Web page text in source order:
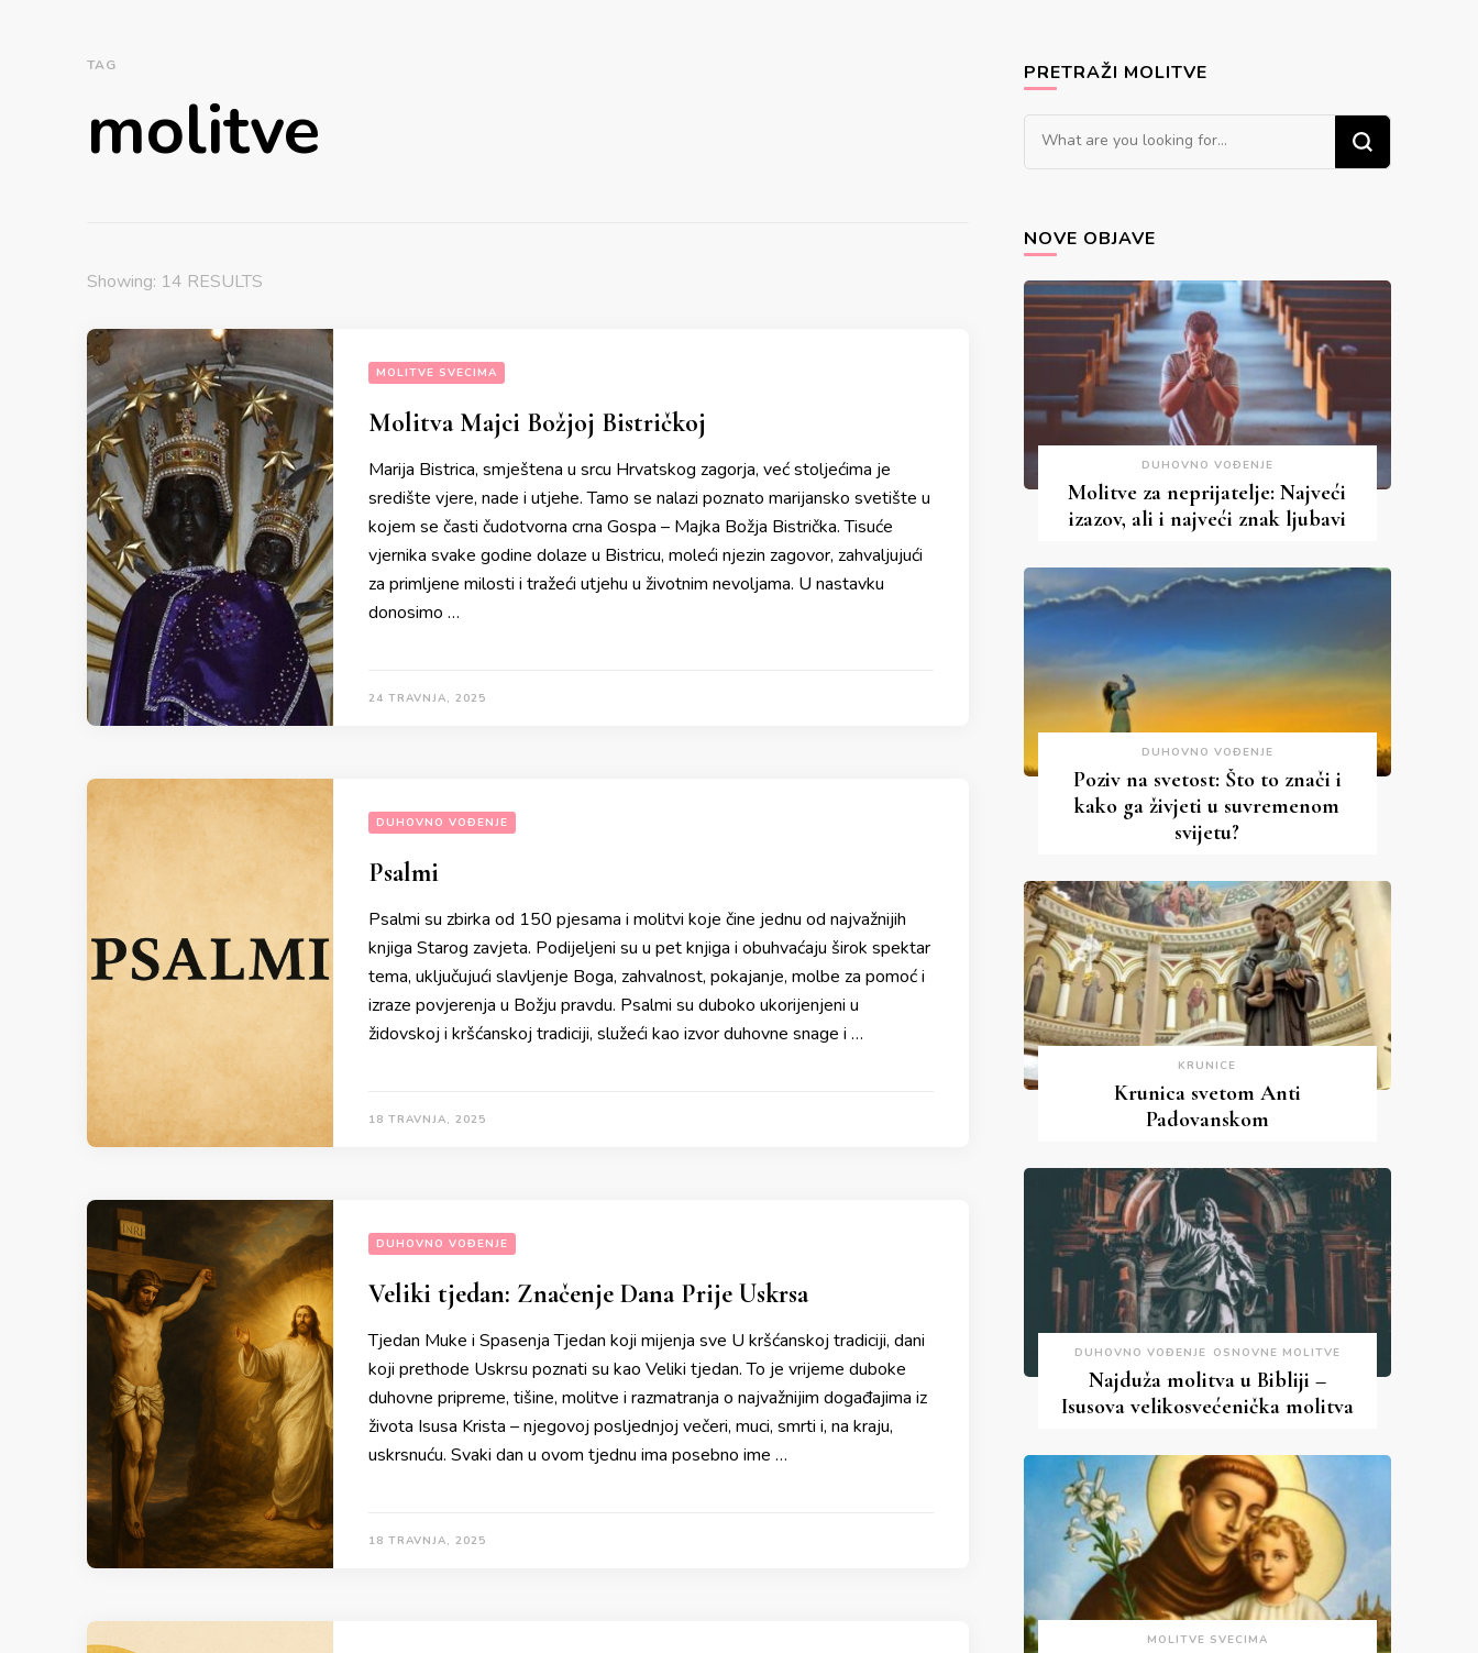
TAG
molitve
Showing: 14 RESULTS
MOLITVE SVECIMA
Molitva Majci Božjoj Bistričkoj
Marija Bistrica, smještena u srcu Hrvatskog zagorja, već stoljećima je
središte vjere, nade i utjehe. Tamo se nalazi poznato marijansko svetište u
kojem se časti čudotvorna crna Gospa – Majka Božja Bistrička. Tisuće
vjernika svake godine dolaze u Bistricu, moleći njezin zagovor, zahvaljujući
za primljene milosti i tražeći utjehu u životnim nevoljama. U nastavku
donosimo …
24 TRAVNJA, 2025
DUHOVNO VOĐENJE
Psalmi
Psalmi su zbirka od 150 pjesama i molitvi koje čine jednu od najvažnijih
knjiga Starog zavjeta. Podijeljeni su u pet knjiga i obuhvaćaju širok spektar
tema, uključujući slavljenje Boga, zahvalnost, pokajanje, molbe za pomoć i
izraze povjerenja u Božju pravdu. Psalmi su duboko ukorijenjeni u
židovskoj i kršćanskoj tradiciji, služeći kao izvor duhovne snage i …
18 TRAVNJA, 2025
DUHOVNO VOĐENJE
Veliki tjedan: Značenje Dana Prije Uskrsa
Tjedan Muke i Spasenja Tjedan koji mijenja sve U kršćanskoj tradiciji, dani
koji prethode Uskrsu poznati su kao Veliki tjedan. To je vrijeme duboke
duhovne pripreme, tišine, molitve i razmatranja o najvažnijim događajima iz
života Isusa Krista – njegovoj posljednjoj večeri, muci, smrti i, na kraju,
uskrsnuću. Svaki dan u ovom tjednu ima posebno ime …
18 TRAVNJA, 2025
PRETRAŽI MOLITVE
Looking
for
NOVE OBJAVE
DUHOVNO VOĐENJE
Molitve za neprijatelje: Najveći
izazov, ali i najveći znak ljubavi
DUHOVNO VOĐENJE
Poziv na svetost: Što to znači i
kako ga živjeti u suvremenom
svijetu?
KRUNICE
Krunica svetom Anti
Padovanskom
DUHOVNO VOĐENJE OSNOVNE MOLITVE
Najduža molitva u Bibliji –
Isusova velikosvećenička molitva
MOLITVE SVECIMA